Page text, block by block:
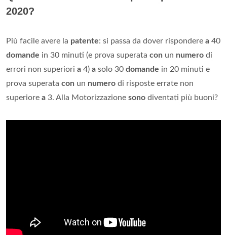
2020?
Più facile avere la patente: si passa da dover rispondere a 40
domande in 30 minuti (e prova superata con un numero di
errori non superiori a 4) a solo 30 domande in 20 minuti e
prova superata con un numero di risposte errate non
superiore a 3. Alla Motorizzazione sono diventati più buoni?